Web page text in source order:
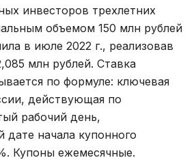
инвесторов трехлетних
объемом 150 млн рублей
в июле 2022 г., реализовав
млн рублей. Ставка
по формуле: ключевая
действующая по
рабочий день,
начала купонного
Купоны ежемесячные.